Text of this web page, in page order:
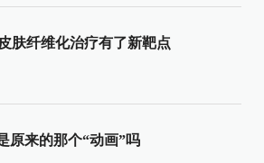
肤纤维化治疗有了新靶点
原来的那个“动画”吗